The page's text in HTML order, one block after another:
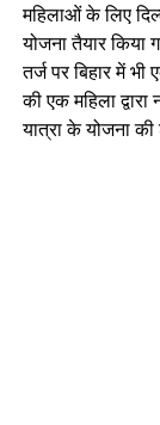
महिलाओं के लिए
योजना तैयार
तर्ज पर बिहार में
की एक महिला
यात्रा के योजना